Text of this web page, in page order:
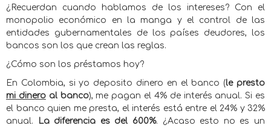
¿Recuerdan cuando hablamos de los intereses? Con el
monopolio económico en la manga y el control de las
entidades gubernamentales de los países deudores, los
bancos son los que crean las reglas.
¿Cómo son los préstamos hoy?
En Colombia, si yo deposito dinero en el banco (le presto
mi dineroal banco), me pagan el 4% de interés anual. Si es
el banco quien me presta, el interés está entre el 24% y 32%
anual.
La diferencia es del 600%. ¿Acaso esto no es un